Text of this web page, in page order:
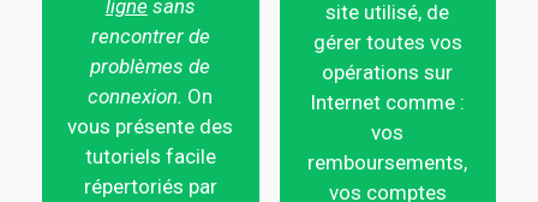
ligne sans
rencontrer de
problèmes de
connexion. On
vous présente des
tutoriels facile
répertoriés par
site utilisé, de
gérer toutes vos
opérations sur
Internet comme :
vos
remboursements,
vos comptes